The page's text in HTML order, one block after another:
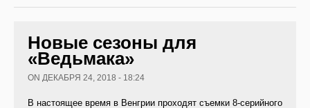
Новые сезоны для
«Ведьмака»
ON ДЕКАБРЯ 24, 2018 - 18:24
В настоящее время в Венгрии проходят съемки 8-серийного